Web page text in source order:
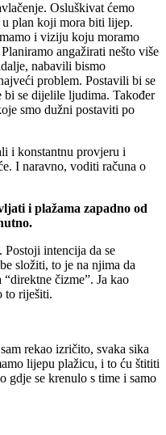
Osluškivat ćemo
plan koji mora biti lijep.
i viziju koju moramo
angažirati nešto više
nabavili bismo
problem. Postavili bi se
bi se dijelile ljudima. Također
smo dužni postaviti po
i konstantnu provjeru i
I naravno, voditi računa o
i plažama zapadno od
intencija da se
složiti, to je na njima da
čizme”. Ja kao
to riješiti.
rekao izričito, svaka sika
lijepu plažicu, i to ću štititi
gdje se krenulo s time i samo